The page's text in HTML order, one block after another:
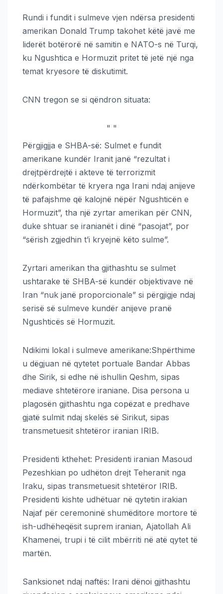
Rundi i fundit i sulmeve vjen ndërsa presidenti
amerikan Donald Trump takohet këtë javë me
liderët botërorë në samitin e NATO-s në Turqi,
ku Ngushtica e Hormuzit pritet të jetë një nga
temat kryesore të diskutimit.
CNN tregon se si qëndron situata:
" "
Përgjigjja e SHBA-së: Sulmet e fundit
amerikane kundër Iranit janë “rezultat i
drejtpërdrejtë i akteve të terrorizmit
ndërkombëtar të kryera nga Irani ndaj anijeve
të pafajshme që kalojnë nëpër Ngushticën e
Hormuzit”, tha një zyrtar amerikan për CNN,
duke shtuar se iranianët i dinë “pasojat”, por
“sërish zgjedhin t’i kryejnë këto sulme”.
Zyrtari amerikan tha gjithashtu se sulmet
ushtarake të SHBA-së kundër objektivave në
Iran “nuk janë proporcionale” si përgjigje ndaj
serisë së sulmeve kundër anijeve pranë
Ngushticës së Hormuzit.
Ndikimi lokal i sulmeve amerikane:Shpërthime
u dëgjuan në qytetet portuale Bandar Abbas
dhe Sirik, si edhe në ishullin Qeshm, sipas
mediave shtetërore iraniane. Disa persona u
plagosën gjithashtu nga copëzat e predhave
gjatë sulmit ndaj skelës së Sirikut, sipas
transmetuesit shtetëror iranian IRIB.
Presidenti kthehet: Presidenti iranian Masoud
Pezeshkian po udhëton drejt Teheranit nga
Iraku, sipas transmetuesit shtetëror IRIB.
Presidenti kishte udhëtuar në qytetin irakian
Najaf për ceremoninë shumëditore mortore të
ish-udhëheqësit suprem iranian, Ajatollah Ali
Khamenei, trupi i të cilit mbërriti në atë qytet të
martën.
Sanksionet ndaj naftës: Irani dënoi gjithashtu